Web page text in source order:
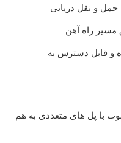
و نقل دریایی
مسیر راه آهن
و قابل دسترس به
با پل های متعددی به هم